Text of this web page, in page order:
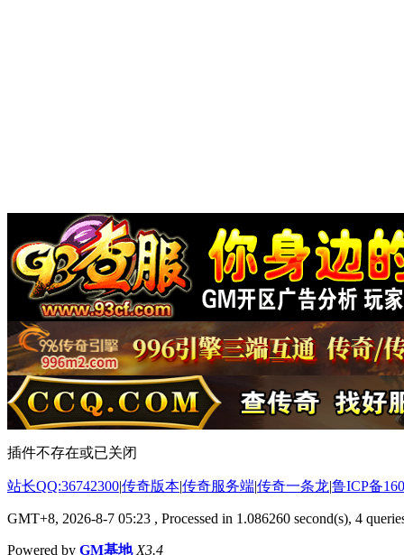
插件不存在或已关闭
站长QQ:36742300|传奇版本|传奇服务端|传奇一条龙|鲁ICP备
GMT+8, 2026-8-7 05:23 , Processed in 1.086260 second(s), 4
Powered by GM基地 X3.4